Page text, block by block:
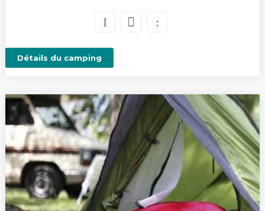
Détails du camping